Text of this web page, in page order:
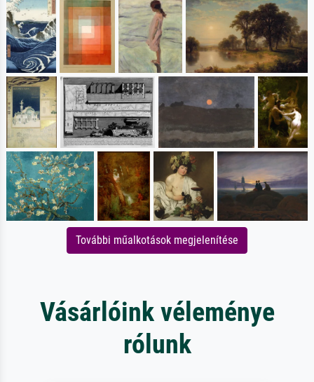
További műalkotások megjelenítése
Vásárlóink véleménye
rólunk